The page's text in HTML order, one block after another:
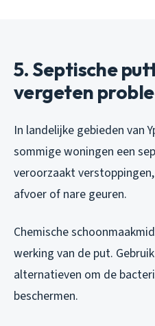
5. Septische
vergeten
In landelijke gebieden van
sommige woningen een
veroorzaakt
afvoer of nare geuren.
Chemische
werking van de put.
alternatieven om de
beschermen.